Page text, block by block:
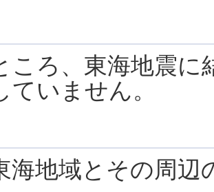
ころ、東海地震
ていません。
海地域とその周辺